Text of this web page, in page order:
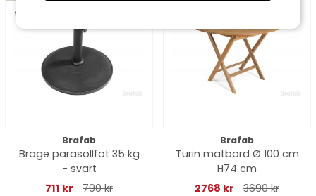
till 16/8
Brafab
Brage parasollfot 35 kg
- svart
711 kr
790 kr
Brafab
Turin matbord Ø 100 cm
H74 cm
2768 kr
3690 kr